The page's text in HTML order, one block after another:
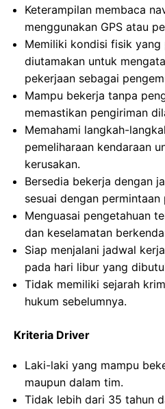
Keterampilan membaca
menggunakan GPS atau
Memiliki kondisi fisik yang
diutamakan untuk
pekerjaan sebagai
Mampu bekerja tanpa
memastikan pengiriman
Memahami langkah-
pemeliharaan kendaraan
kerusakan.
Bersedia bekerja dengan
sesuai dengan permintaan
Menguasai pengetahuan
dan keselamatan
Siap menjalani jadwal
pada hari libur yang
Tidak memiliki sejarah
hukum sebelumnya.
Kriteria Driver
Laki-laki yang mampu
maupun dalam tim.
Tidak lebih dari 35 tahun